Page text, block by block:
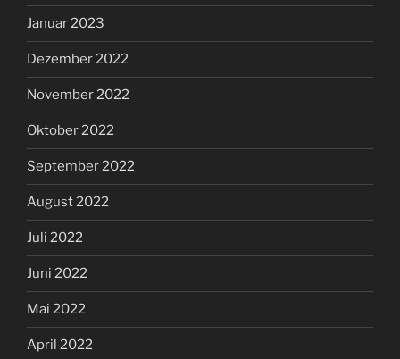
Januar 2023
Dezember 2022
November 2022
Oktober 2022
September 2022
August 2022
Juli 2022
Juni 2022
Mai 2022
April 2022